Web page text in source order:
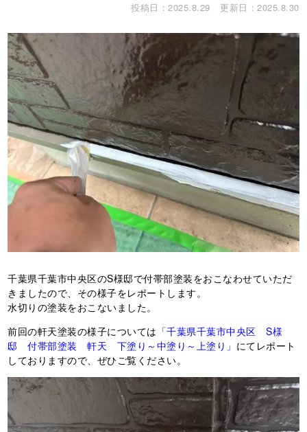
投稿日：2025.8.29 更新日：2025.8.30
千葉県千葉市中央区のS様邸で付帯部塗装をおこなわせていただ
きましたので、その様子をレポートします。
水切りの塗装をおこないました。
前回の軒天塗装の様子については 「千葉県千葉市中央区 S様
邸 付帯部塗装 軒天 下塗り～中塗り～上塗り」 にてレポート
しておりますので、ぜひご覧ください。